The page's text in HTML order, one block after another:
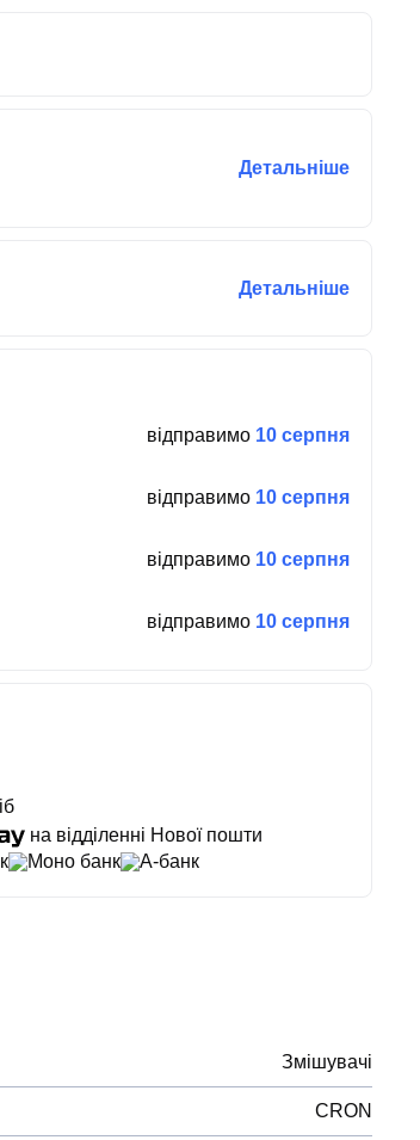
Детальніше
Детальніше
відправимо 10 серпня
відправимо 10 серпня
відправимо 10 серпня
відправимо 10 серпня
на відділенні Нової пошти
Моно банк А-банк
Змішувачі
CRON